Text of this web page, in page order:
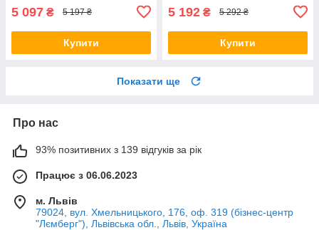
5 097 ₴ 5 197 ₴
Купити
5 192 ₴ 5 292 ₴
Купити
Показати ще
Про нас
93% позитивних з 139 відгуків за рік
Працює з 06.06.2023
м. Львів
79024, вул. Хмельницького, 176, оф. 319 (бізнес-центр
"Лємберг"), Львівська обл., Львів, Україна